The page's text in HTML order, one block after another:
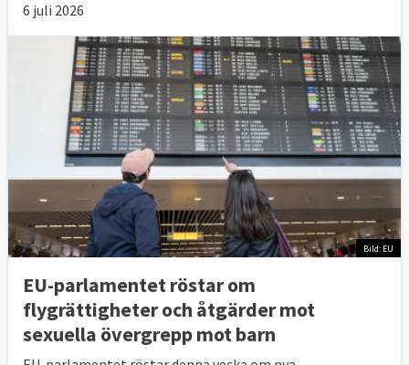
6 juli 2026
Bild: EU
EU-parlamentet röstar om
flygrättigheter och åtgärder mot
sexuella övergrepp mot barn